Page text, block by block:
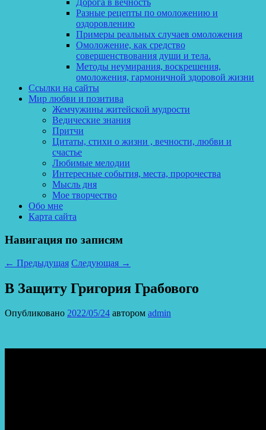
Дорога в вечность
Разные рецепты по омоложению и
оздоровлению
Примеры реальных случаев омоложения
Омоложение, как средство
совершенствования души и тела.
Методы неумирания, воскрешения,
омоложения, гармоничной здоровой жизни
Ссылки на сайты
Мир любви и позитива
Жемчужины житейской мудрости
Ведические знания
Притчи
Цитаты, стихи о жизни , вечности, любви и
счастье
Любимые мелодии
Интересные события, места, пророчества
Мысль дня
Мое творчество
Обо мне
Карта сайта
Навигация по записям
← Предыдущая Следующая →
В Защиту Григория Грабового
Опубликовано 2022/05/24 автором admin